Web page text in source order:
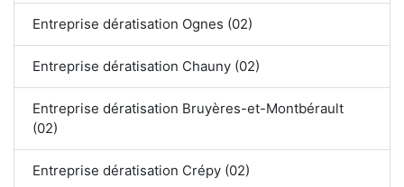
Entreprise dératisation Ognes (02)
Entreprise dératisation Chauny (02)
Entreprise dératisation Bruyères-et-Montbérault
(02)
Entreprise dératisation Crépy (02)